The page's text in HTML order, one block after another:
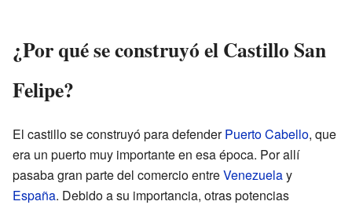
¿Por qué se construyó el Castillo San
Felipe?
El castillo se construyó para defenderPuerto Cabello, que
era un puerto muy importante en esa época. Por allí
pasaba gran parte del comercio entreVenezuelay
España. Debido a su importancia, otras potencias